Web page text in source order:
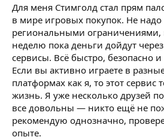
Для меня Стимголд стал прям
в мире игровых покупок. Не надо
региональными ограничениями,
неделю пока деньги дойдут
сервисы. Всё быстро, безопасно
Если вы активно играете в
платформах как я, то этот сервис
жизнь. Я уже несколько друзей
все довольны — никто ещё не
рекомендую однозначно,
опыте.